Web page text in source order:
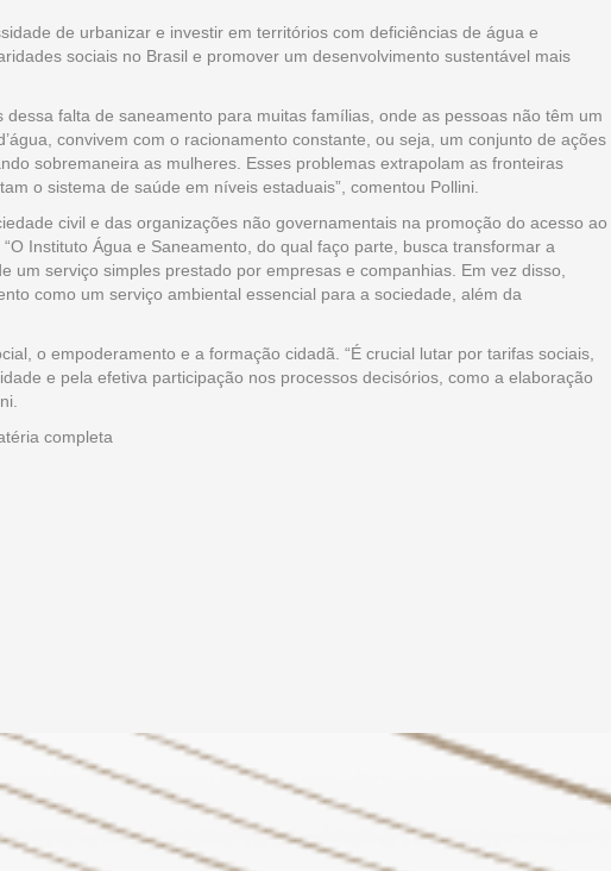
de urbanizar e investir em territórios com deficiências de água e
sociais no Brasil e promover um desenvolvimento sustentável mais
falta de saneamento para muitas famílias, onde as pessoas não têm um
convivem com o racionamento constante, ou seja, um conjunto de ações
sobremaneira as mulheres. Esses problemas extrapolam as fronteiras
o sistema de saúde em níveis estaduais”, comentou Pollini.
civil e das organizações não governamentais na promoção do acesso ao
Instituto Água e Saneamento, do qual faço parte, busca transformar a
um serviço simples prestado por empresas e companhias. Em vez disso,
como um serviço ambiental essencial para a sociedade, além da
o empoderamento e a formação cidadã. “É crucial lutar por tarifas sociais,
e pela efetiva participação nos processos decisórios, como a elaboração
completa